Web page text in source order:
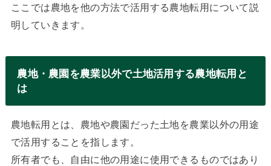
ここでは農地を他の方法で活用する農地転用について説
明していきます。
農地・農園を農業以外で土地活用する農地転用と
は
農地転用とは、農地や農園だった土地を農業以外の用途
で活用することを指します。
所有者でも、自由に他の用途に使用できるものではあり